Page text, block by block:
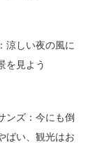
涼しい夜の風に
を見よう
ンズ：今にも倒
ばい、観光はお